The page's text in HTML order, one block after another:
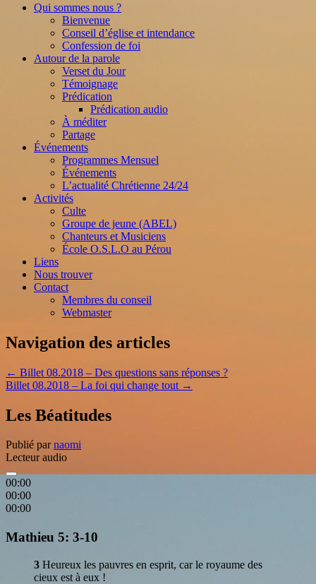
Qui sommes nous ?
Bienvenue
Conseil d’église et intendance
Confession de foi
Autour de la parole
Verset du Jour
Témoignage
Prédication
Prédication audio
À méditer
Partage
Événements
Programmes Mensuel
Événements
L’actualité Chrétienne 24/24
Activités
Culte
Groupe de jeune (ABEL)
Chanteurs et Musiciens
École O.S.L.O au Pérou
Liens
Nous trouver
Contact
Membres du conseil
Webmaster
Navigation des articles
← Billet 08.2018 – Des questions sans réponses ?
Billet 08.2018 – La foi qui change tout →
Les Béatitudes
Publié parnaomi
Lecteur audio
00:00
00:00
00:00
Mathieu 5: 3-10
3 Heureux les pauvres en esprit, car le royaume des
cieux est à eux !